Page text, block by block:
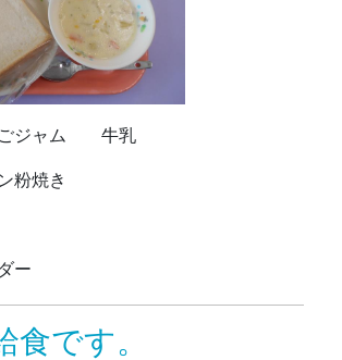
ジャム 牛乳
粉焼き
ー
食です。